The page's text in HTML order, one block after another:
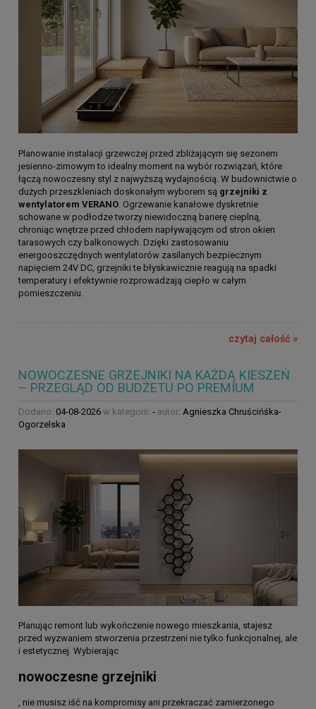
Planowanie instalacji grzewczej przed zbliżającym się sezonem
jesienno-zimowym to idealny moment na wybór rozwiązań, które
łączą nowoczesny styl z najwyższą wydajnością. W budownictwie o
dużych przeszkleniach doskonałym wyborem są grzejniki z
wentylatorem VERANO . Ogrzewanie kanałowe dyskretnie
schowane w podłodze tworzy niewidoczną barierę cieplną,
chroniąc wnętrze przed chłodem napływającym od stron okien
tarasowych czy balkonowych. Dzięki zastosowaniu
energooszczędnych wentylatorów zasilanych bezpiecznym
napięciem 24V DC, grzejniki te błyskawicznie reagują na spadki
temperatury i efektywnie rozprowadzają ciepło w całym
pomieszczeniu.
czytaj całość »
NOWOCZESNE GRZEJNIKI NA KAŻDĄ KIESZEŃ
– PRZEGLĄD OD BUDŻETU PO PREMIUM
Dodano: 04-08-2026 w kategorii: - autor: Agnieszka Chruścińśka-
Ogorzelska
Planując remont lub wykończenie nowego mieszkania, stajesz
przed wyzwaniem stworzenia przestrzeni nie tylko funkcjonalnej, ale
i estetycznej. Wybierając
nowoczesne grzejniki
, nie musisz iść na kompromisy ani przekraczać zamierzonego